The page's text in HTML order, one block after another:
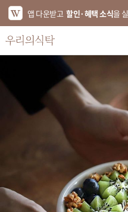
앱 다운받고 할인·혜택 소식을
에
한